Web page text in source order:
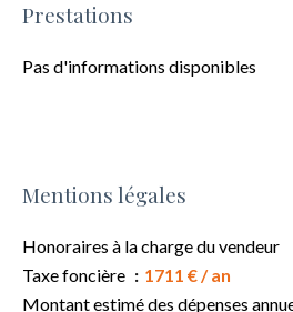
Prestations
Pas d'informations disponibles
Mentions légales
Honoraires à la charge du vendeur
Taxe foncière
1711 € / an
Montant estimé des dépenses